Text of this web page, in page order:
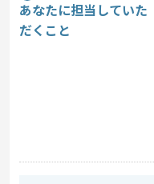
あなたに担当していた
だくこと